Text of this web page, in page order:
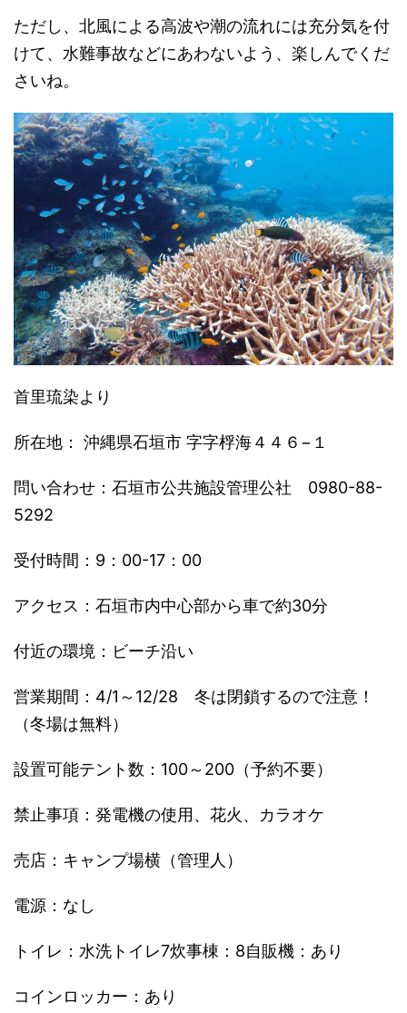
ただし、北風による高波や潮の流れには充分気を付
けて、 水難事故などにあわないよう、楽しんでくだ
さいね。
首里琉染より
所在地： 沖縄県石垣市 字字桴海４４６−１
問い合わせ：石垣市公共施設管理公社 0980-88-
5292
受付時間：9：00-17：00
アクセス：石垣市内中心部から車で約30分
付近の環境：ビーチ沿い
営業期間：4/1～12/28 冬は閉鎖するので注意！
（冬場は無料）
設置可能テント数：100～200（予約不要）
禁止事項：発電機の使用、花火、カラオケ
売店：キャンプ場横（管理人）
電源：なし
トイレ：水洗トイレ7炊事棟：8自販機：あり
コインロッカー：あり